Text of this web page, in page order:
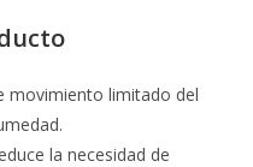
movimiento limitado del
la necesidad de